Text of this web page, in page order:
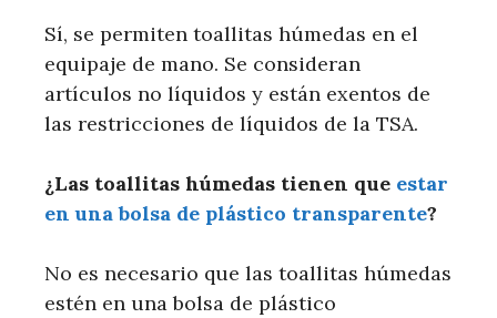
Sí, se permiten toallitas húmedas en el
equipaje de mano. Se consideran
artículos no líquidos y están exentos de
las restricciones de líquidos de la TSA.
¿Las toallitas húmedas tienen que estar
en una bolsa de plástico transparente?
No es necesario que las toallitas húmedas
estén en una bolsa de plástico